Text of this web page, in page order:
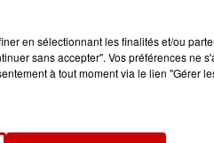
accès à des salons
des JO, les offres
de houblon, il faudra alors y
en sélectionnant les finalités et/ou
sans accepter". Vos préférences ne
à tout moment via le lien "Gérer